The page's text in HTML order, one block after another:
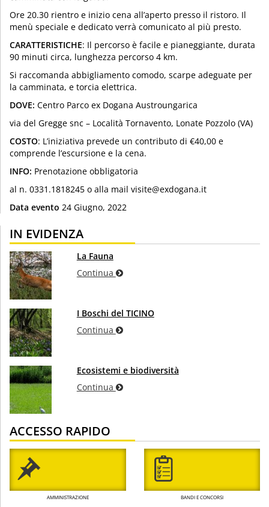
Ore 20.30 rientro e inizio cena all’aperto presso il ristoro. Il
menù speciale e dedicato verrà comunicato al più presto.
CARATTERISTICHE: Il percorso è facile e pianeggiante, durata
90 minuti circa, lunghezza percorso 4 km.
Si raccomanda abbigliamento comodo, scarpe adeguate per
la camminata, e torcia elettrica.
DOVE: Centro Parco ex Dogana Austroungarica
via del Gregge snc – Località Tornavento, Lonate Pozzolo (VA)
COSTO: L’iniziativa prevede un contributo di €40,00 e
comprende l’escursione e la cena.
INFO: Prenotazione obbligatoria
al n. 0331.1818245 o alla mail visite@exdogana.it
Data evento 24 Giugno, 2022
IN EVIDENZA
La Fauna
Continua
I Boschi del TICINO
Continua
Ecosistemi e biodiversità
Continua
ACCESSO RAPIDO
AMMINISTRAZIONE BANDI E CONCORSI